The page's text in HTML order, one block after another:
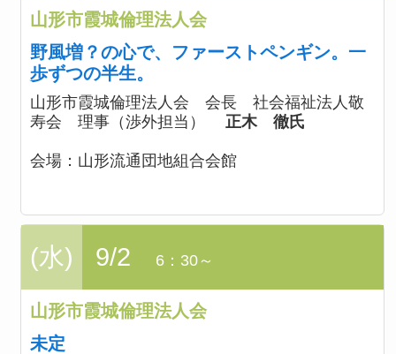
山形市霞城倫理法人会
野風増？の心で、ファーストペンギン。一
歩ずつの半生。
山形市霞城倫理法人会 会長 社会福祉法人敬
寿会 理事（渉外担当）
正木 徹氏
会場： 山形流通団地組合会館
(水) 9/2 6：30～
山形市霞城倫理法人会
未定